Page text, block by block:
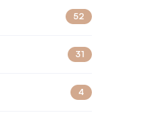
52
31
4